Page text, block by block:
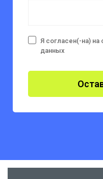
Я согласен(-на) на
данных